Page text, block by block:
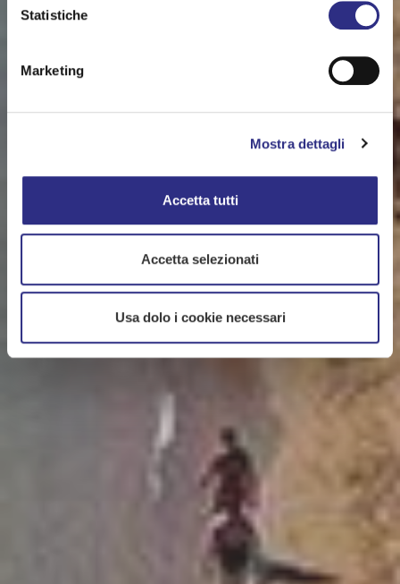
Statistiche
Marketing
Mostra dettagli
Accetta tutti
Accetta selezionati
Usa dolo i cookie necessari